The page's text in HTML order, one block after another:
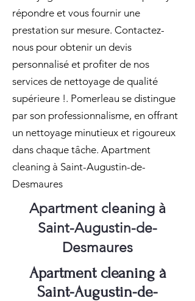
répondre et vous fournir une
prestation sur mesure. Contactez-
nous pour obtenir un devis
personnalisé et profiter de nos
services de nettoyage de qualité
supérieure !. Pomerleau se distingue
par son professionnalisme, en offrant
un nettoyage minutieux et rigoureux
dans chaque tâche. Apartment
cleaning à Saint-Augustin-de-
Desmaures
Apartment cleaning à
Saint-Augustin-de-
Desmaures
Apartment cleaning à
Saint-Augustin-de-